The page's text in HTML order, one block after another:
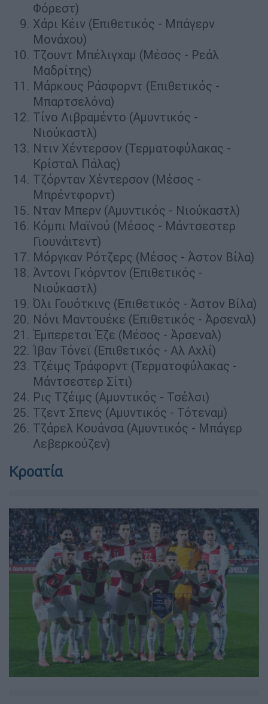
Φόρεστ)
Χάρι Κέιν (Επιθετικός - Μπάγερν
Μονάχου)
Τζουντ Μπέλιγχαμ (Μέσος - Ρεάλ
Μαδρίτης)
Μάρκους Ράσφορντ (Επιθετικός -
Μπαρτσελόνα)
Τίνο Λιβραμέντο (Αμυντικός -
Νιούκαστλ)
Ντιν Χέντερσον (Τερματοφύλακας -
Κρίσταλ Πάλας)
Τζόρνταν Χέντερσον (Μέσος -
Μπρέντφορντ)
Νταν Μπερν (Αμυντικός - Νιούκαστλ)
Κόμπι Μαϊνού (Μέσος - Μάντσεστερ
Γιουνάιτεντ)
Μόργκαν Ρότζερς (Μέσος - Άστον Βίλα)
Άντονι Γκόρντον (Επιθετικός -
Νιούκαστλ)
Όλι Γουότκινς (Επιθετικός - Άστον Βίλα)
Νόνι Μαντουέκε (Επιθετικός - Άρσεναλ)
Έμπερετσι Έζε (Μέσος - Άρσεναλ)
Ίβαν Τόνεϊ (Επιθετικός - Αλ Αχλί)
Τζέιμς Τράφορντ (Τερματοφύλακας -
Μάντσεστερ Σίτι)
Ρις Τζέιμς (Αμυντικός - Τσέλσι)
Τζεντ Σπενς (Αμυντικός - Τότεναμ)
Τζάρελ Κουάνσα (Αμυντικός - Μπάγερ
Λεβερκούζεν)
Κροατία